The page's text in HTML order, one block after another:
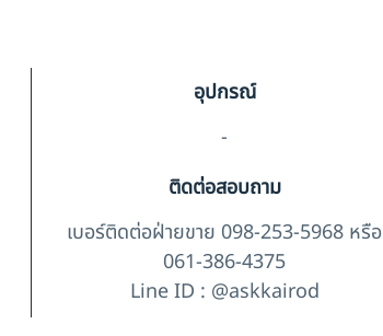
อุปกรณ์
-
ติดต่อสอบถาม
เบอร์ติดต่อฝ่ายขาย 098-253-5968 หรือ
061-386-4375
Line ID : @askkairod